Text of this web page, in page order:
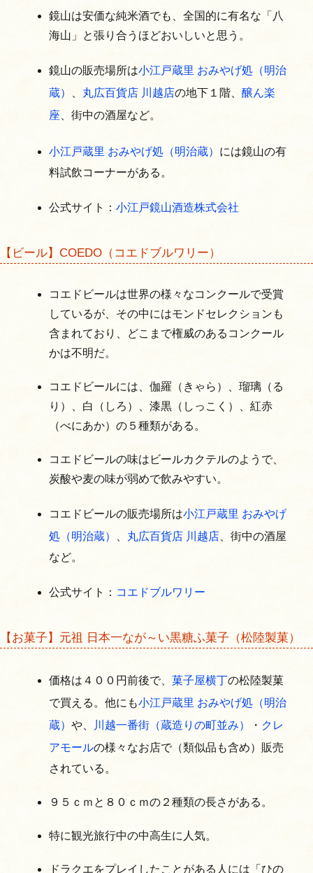
鏡山は安価な純米酒でも、全国的に有名な「八
海山」と張り合うほどおいしいと思う。
鏡山の販売場所は小江戸蔵里 おみやげ処（明治
蔵）
丸広百貨店 川越店の地下１階、 醸ん楽
座 、街中の酒屋など。
小江戸蔵里 おみやげ処（明治蔵） には鏡山の有
料試飲コーナーがある。
公式サイト： 小江戸鏡山酒造株式会社
【ビール】COEDO（コエドブルワリー）
コエドビールは世界の様々なコンクールで受賞
しているが、その中にはモンドセレクションも
含まれており、どこまで権威のあるコンクール
かは不明だ。
コエドビールには、伽羅（きゃら）、瑠璃（る
り）、白（しろ）、漆黒（しっこく）、紅赤
（べにあか）の５種類がある。
コエドビールの味はビールカクテルのようで、
炭酸や麦の味が弱めで飲みやすい。
コエドビールの販売場所は小江戸蔵里 おみやげ
処（明治蔵）
丸広百貨店 川越店 、街中の酒屋
など。
公式サイト： コエドブルワリー
【お菓子】元祖 日本一なが～い黒糖ふ菓子（松陸製菓）
価格は４００円前後で、 菓子屋横丁の松陸製菓
で買える。他にも小江戸蔵里 おみやげ処（明治
蔵） や、 川越一番街（蔵造りの町並み） ・ クレ
アモールの様々なお店で（類似品も含め）販売
されている。
９５ｃｍと８０ｃｍの２種類の長さがある。
特に観光旅行中の中高生に人気。
ドラクエをプレイしたことがある人には「ひの